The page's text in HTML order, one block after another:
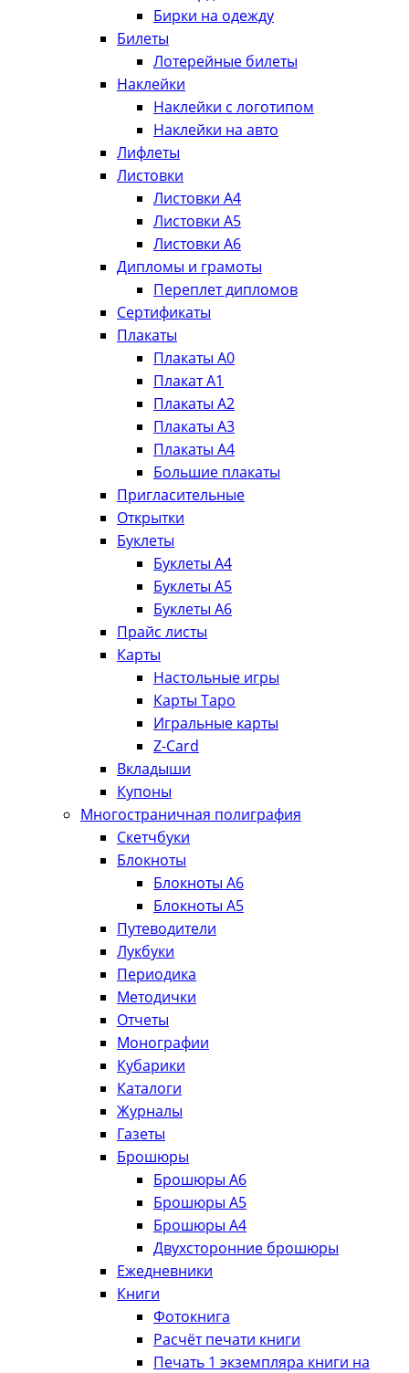
Бирки на одежду
Билеты
Лотерейные билеты
Наклейки
Наклейки с логотипом
Наклейки на авто
Лифлеты
Листовки
Листовки А4
Листовки А5
Листовки А6
Дипломы и грамоты
Переплет дипломов
Сертификаты
Плакаты
Плакаты А0
Плакат А1
Плакаты А2
Плакаты А3
Плакаты А4
Большие плакаты
Пригласительные
Открытки
Буклеты
Буклеты А4
Буклеты А5
Буклеты А6
Прайс листы
Карты
Настольные игры
Карты Таро
Игральные карты
Z-Card
Вкладыши
Купоны
Многостраничная полиграфия
Скетчбуки
Блокноты
Блокноты А6
Блокноты А5
Путеводители
Лукбуки
Периодика
Методички
Отчеты
Монографии
Кубарики
Каталоги
Журналы
Газеты
Брошюры
Брошюры А6
Брошюры А5
Брошюры А4
Двухсторонние брошюры
Ежедневники
Книги
Фотокнига
Расчёт печати книги
Печать 1 экземпляра книги на